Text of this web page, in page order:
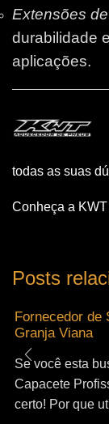
Extensões
durabilidade
aplicações.
todas as suas
Conheça a
Posts
Fornecedor de
Granja Viana
Se você esta
Capacete
certo! Por que